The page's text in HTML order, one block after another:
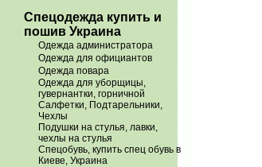
Спецодежда купить и
пошив Украина
Одежда администратора
Одежда для официантов
Одежда повара
Одежда для уборщицы,
гувернантки, горничной
Салфетки, Подтарельники,
Чехлы
Подушки на стулья, лавки,
чехлы на стулья
Спецобувь, купить спец обувь в
Киеве, Украина